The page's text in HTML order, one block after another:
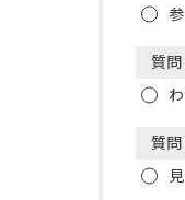
質問
質問